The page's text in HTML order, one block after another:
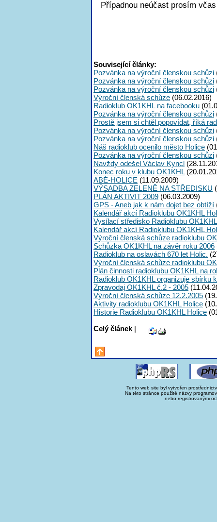
Případnou neúčast prosím
Související články:
Pozvánka na výroční členskou schůzi
Pozvánka na výroční členskou schůzi
Pozvánka na výroční členskou schůzi
Výroční členská schůze (06.02.2016)
Radioklub OK1KHL na facebooku
Pozvánka na výroční členskou schůzi
Prostě jsem si chtěl popovídat, říká
Pozvánka na výroční členskou schůzi
Pozvánka na výroční členskou schůzi
Náš radioklub ocenilo město Holice
Pozvánka na výroční členskou schůzi
Navždy odešel Václav Kyncl
Konec roku v klubu OK1KHL
ABÉ-HOLICE (11.09.2009)
VÝSADBA ZELENĚ NA STŘEDISKU
PLÁN AKTIVIT 2009 (06.03.2009)
GPS - Aneb jak k nám dojet bez obtíží
Kalendář akcí Radioklubu OK1KHL
Vysílací středisko Radioklubu
Kalendář akcí Radioklubu OK1KHL
Výroční členská schůze radioklubu
Schůzka OK1KHL na závěr roku 2006
Radioklub na oslavách 670 let Holic.
Výroční členská schůze radioklubu
Plán činnosti radioklubu OK1KHL na
Radioklub OK1KHL organizuje sbírku
Zpravodaj OK1KHL č.2 - 2005
Výroční členská schůze 12.2.2005
Aktivity radioklubu OK1KHL Holice
Historie Radioklubu OK1KHL Holice
Celý článek |
Tento web site byl vytvořen
Na této stránce použité názvy
nebo registrovanými